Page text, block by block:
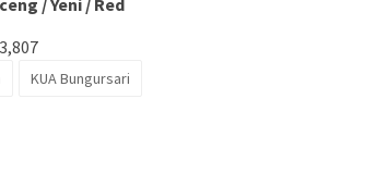
/ Yeni / Red
3,807
KUA Bungursari